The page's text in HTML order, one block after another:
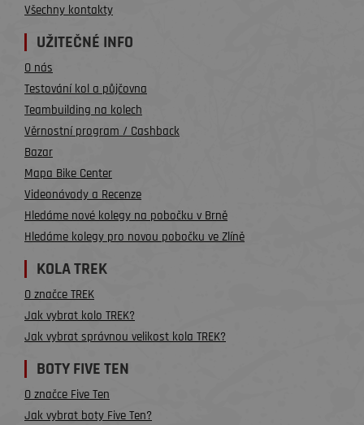
Všechny kontakty
UŽITEČNÉ INFO
O nás
Testování kol a půjčovna
Teambuilding na kolech
Věrnostní program / Cashback
Bazar
Mapa Bike Center
Videonávody a Recenze
Hledáme nové kolegy na pobočku v Brně
Hledáme kolegy pro novou pobočku ve Zlíně
KOLA TREK
O značce TREK
Jak vybrat kolo TREK?
Jak vybrat správnou velikost kola TREK?
BOTY FIVE TEN
O značce Five Ten
Jak vybrat boty Five Ten?